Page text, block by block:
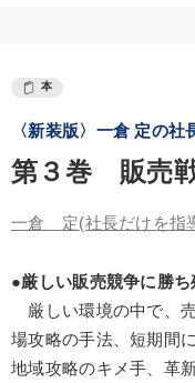
本
〈新装版〉一倉 定の社
第３巻 販売
一倉 定(社長だけを指
●厳しい販売競争に勝
厳しい環境の中で、
場攻略の手法、短期間
地域攻略のキメ手、革